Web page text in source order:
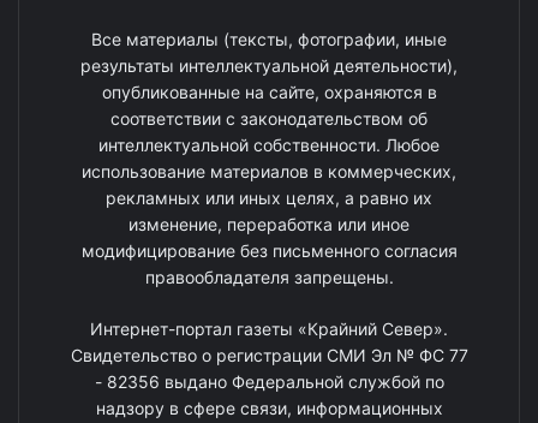
Все материалы (тексты, фотографии, иные
результаты интеллектуальной деятельности),
опубликованные на сайте, охраняются в
соответствии с законодательством об
интеллектуальной собственности. Любое
использование материалов в коммерческих,
рекламных или иных целях, а равно их
изменение, переработка или иное
модифицирование без письменного согласия
правообладателя запрещены.
Интернет-портал газеты «Крайний Север».
Свидетельство о регистрации СМИ Эл № ФС 77
- 82356 выдано Федеральной службой по
надзору в сфере связи, информационных